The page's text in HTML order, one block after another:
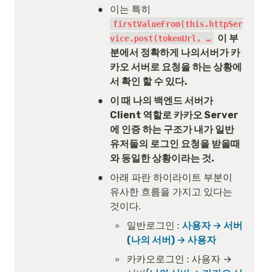
•
firstValueFrom(this.httpSer
vice.post(tokenUrl, …
  이 부
분에서 정확하게 나의서버가 카
카오 서버로 요청을 하는 상황에
서 확인 할 수 있다.
•
이 때 나의 백엔드 서버가
Client 역할로 카카오 Server
에 인증 하는 구조가 내가 일반
유저들의 로그인 요청을 받을때
와 동일한 상황이라는 것.
•
아래 파란 하이라이트 부분이
유사한 흐름을 가지고 있다는
것이다.
◦ 일반로그인 : 사용자 → 서버
(나의 서버) → 사용자
◦
카카오로그인 : 사용자 →